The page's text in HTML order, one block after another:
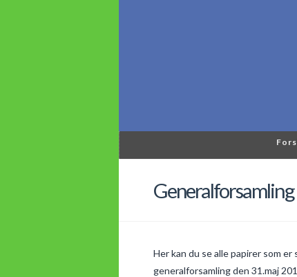
Her kan du se alle papirer som
generalforsamling den 31.maj